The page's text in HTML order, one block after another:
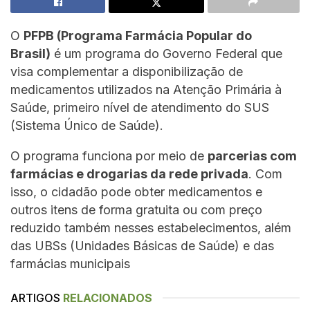
O PFPB (Programa Farmácia Popular do
Brasil) é um programa do Governo Federal que
visa complementar a disponibilização de
medicamentos utilizados na Atenção Primária à
Saúde, primeiro nível de atendimento do SUS
(Sistema Único de Saúde).
O programa funciona por meio de parcerias com
farmácias e drogarias da rede privada. Com
isso, o cidadão pode obter medicamentos e
outros itens de forma gratuita ou com preço
reduzido também nesses estabelecimentos, além
das UBSs (Unidades Básicas de Saúde) e das
farmácias municipais
ARTIGOS RELACIONADOS